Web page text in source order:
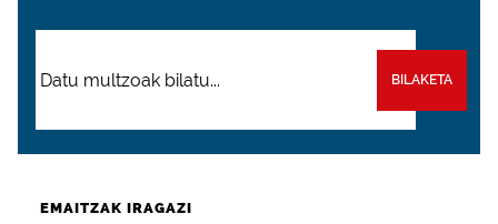
BILAKETA
EMAITZAK IRAGAZI